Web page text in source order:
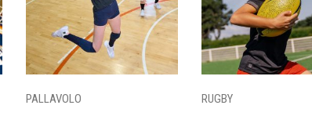
PALLAVOLO RUGBY